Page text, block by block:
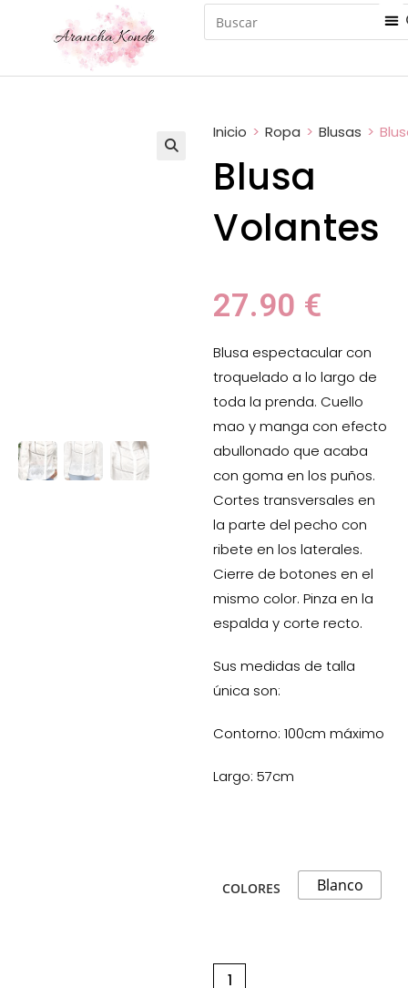
Inicio > Ropa > Blusas >
Blusa
Volantes
27.90 €
Blusa espectacular con
troquelado a lo largo de
toda la prenda. Cuello
mao y manga con efecto
abullonado que acaba
con goma en los puños.
Cortes transversales en
la parte del pecho con
ribete en los laterales.
Cierre de botones en el
mismo color. Pinza en la
espalda y corte recto.
Sus medidas de talla
única son:
Contorno: 100cm máximo
Largo: 57cm
COLORES Blanco